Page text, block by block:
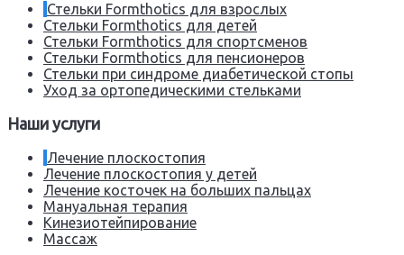
Стельки Formthotics для взрослых
Стельки Formthotics для детей
Стельки Formthotics для спортсменов
Стельки Formthotics для пенсионеров
Стельки при синдроме диабетической стопы
Уход за ортопедическими стельками
Наши услуги
Лечение плоскостопия
Лечение плоскостопия у детей
Лечение косточек на больших пальцах
Мануальная терапия
Кинезиотейпирование
Массаж